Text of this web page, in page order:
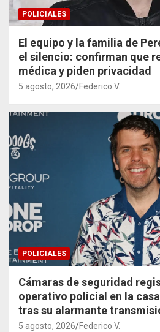
POLICIALES
El equipo y la familia de
el silencio: confirman que
médica y piden privacidad
5 agosto, 2026 Federico V.
POLICIALES
Cámaras de seguridad
operativo policial en la
tras su alarmante
5 agosto, 2026 Federico V.